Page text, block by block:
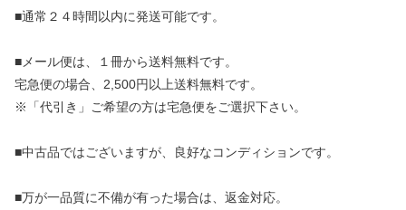
■通常２４時間以内に発送可能です。
■メール便は、１冊から送料無料です。
宅急便の場合、2,500円以上送料無料です。
※「代引き」ご希望の方は宅急便をご選択下さい。
■中古品ではございますが、良好なコンディションです。
■万が一品質に不備が有った場合は、返金対応。